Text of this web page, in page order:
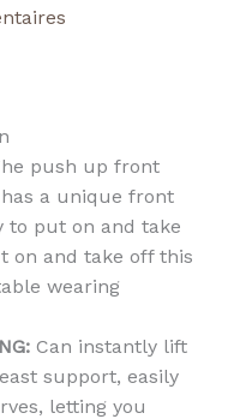
push up front
a unique front
to put on and take
on and take off this
wearing
Can instantly lift
support, easily
letting you